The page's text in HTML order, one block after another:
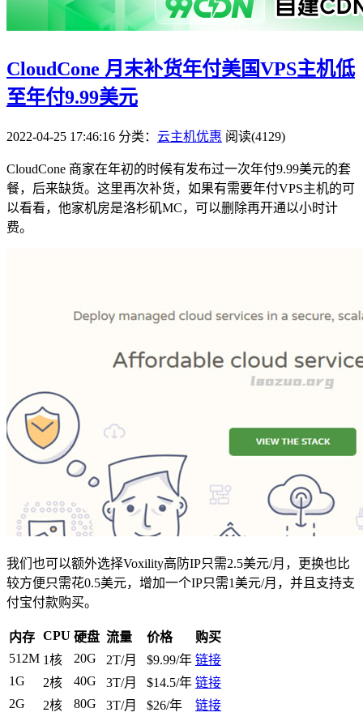
CloudCone 月末补货年付美国VPS主机低
至年付9.99美元
2022-04-25 17:46:16 分类： 云主机优惠 阅读(4129)
CloudCone 商家在年初的时候有发布过一次年付9.99美元的套
餐，后来缺货。这里再次补货，如果有需要年付VPS主机的可
以看看，他家机房是洛杉矶MC，可以删除再开通以小时计
费。
我们也可以额外选择Voxility高防IP只需2.5美元/月，更换也比
较方便只需花0.5美元，增加一个IP只需1美元/月，并且支持支
付宝付款购买。
内存 CPU 硬盘 流量 价格
购买
512M 1核 20G 2T/月 $9.99/年 链接
1G
2核 40G 3T/月 $14.5/年 链接
2G
2核 80G 3T/月 $26/年
链接